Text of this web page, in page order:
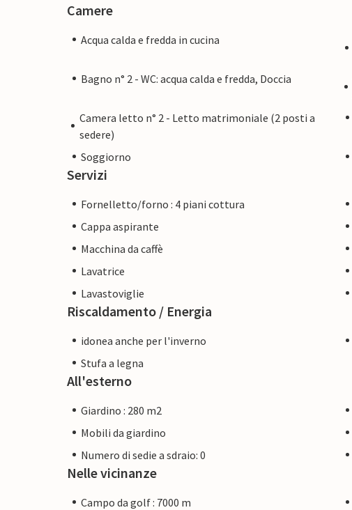
Camere
Acqua calda e fredda in cucina
Bagno n° 2 - WC: acqua calda e fredda, Doccia
Camera letto n° 2 - Letto matrimoniale (2 posti a
sedere)
Soggiorno
Servizi
Fornelletto/forno : 4 piani cottura
Cappa aspirante
Macchina da caffè
Lavatrice
Lavastoviglie
Riscaldamento / Energia
idonea anche per l'inverno
Stufa a legna
All'esterno
Giardino : 280 m2
Mobili da giardino
Numero di sedie a sdraio: 0
Nelle vicinanze
Campo da golf : 7000 m